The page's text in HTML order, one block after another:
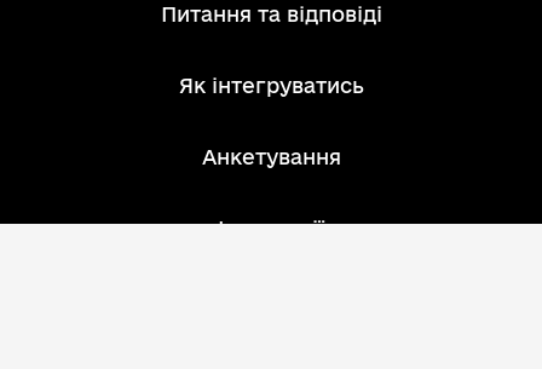
Питання та відповіді
Як інтегруватись
Анкетування
Інструкції